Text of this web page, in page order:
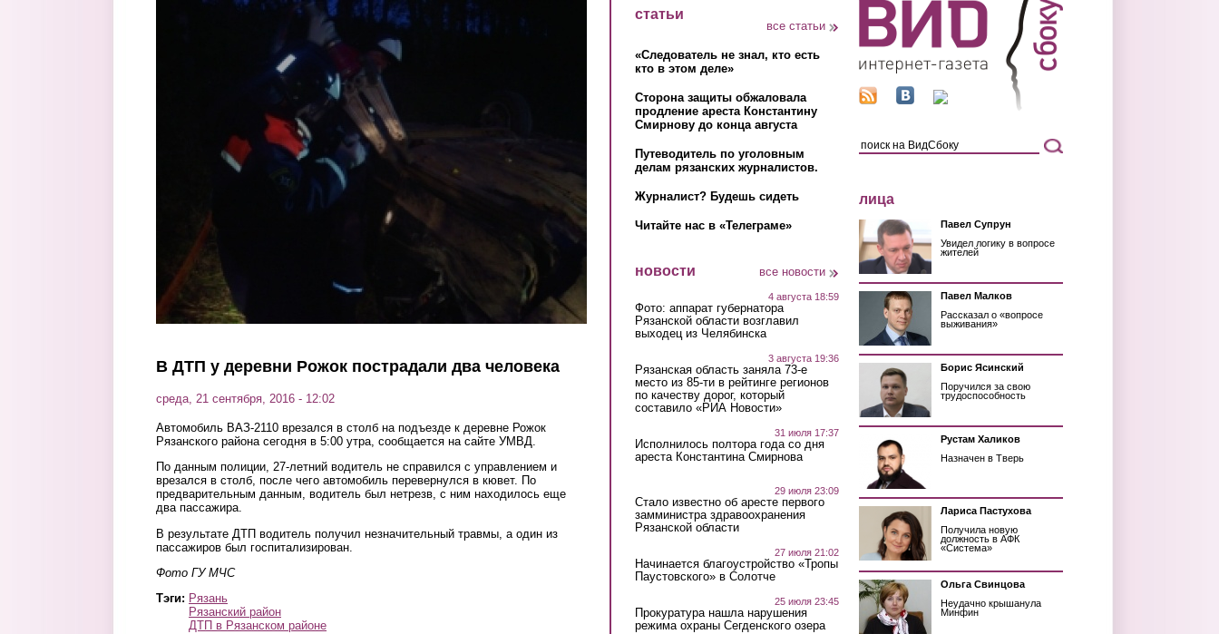
В ДТП у деревни Рожок пострадали два человека
среда, 21 сентября, 2016 - 12:02
Автомобиль ВАЗ-2110 врезался в столб на подъезде к деревне Рожок
Рязанского района сегодня в 5:00 утра, сообщается на сайте УМВД.
По данным полиции, 27-летний водитель не справился с управлением и
врезался в столб, после чего автомобиль перевернулся в кювет. По
предварительным данным, водитель был нетрезв, с ним находилось еще
два пассажира.
В результате ДТП водитель получил незначительный травмы, а один из
пассажиров был госпитализирован.
Фото ГУ МЧС
Тэги: Рязань
Рязанский район
ДТП в Рязанском районе
статьи
все статьи
«Следователь не знал, кто есть
кто в этом деле»
Сторона защиты обжаловала
продление ареста Константину
Смирнову до конца августа
Путеводитель по уголовным
делам рязанских журналистов.
Журналист? Будешь сидеть
Читайте нас в «Телеграме»
новости все новости
4 августа 18:59
Фото: аппарат губернатора
Рязанской области возглавил
выходец из Челябинска
3 августа 19:36
Рязанская область заняла 73-е
место из 85-ти в рейтинге регионов
по качеству дорог, который
составило «РИА Новости»
31 июля 17:37
Исполнилось полтора года со дня
ареста Константина Смирнова
29 июля 23:09
Стало известно об аресте первого
замминистра здравоохранения
Рязанской области
27 июля 21:02
Начинается благоустройство «Тропы
Паустовского» в Солотче
25 июля 23:45
Прокуратура нашла нарушения
режима охраны Сегденского озера
лица
Павел Супрун
Увидел логику в вопросе
жителей
Павел Малков
Рассказал о «вопросе
выживания»
Борис Ясинский
Поручился за свою
трудоспособность
Рустам Халиков
Назначен в Тверь
Лариса Пастухова
Получила новую
должность в АФК
«Система»
Ольга Свинцова
Неудачно крышанула
Минфин